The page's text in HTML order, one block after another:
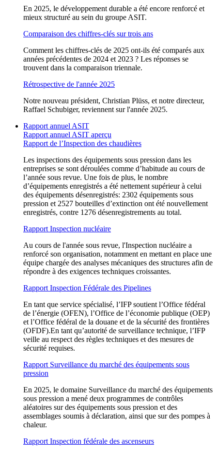
En 2025, le développement durable a été encore renforcé et
mieux structuré au sein du groupe ASIT.
Comparaison des chiffres-clés sur trois ans
Comment les chiffres-clés de 2025 ont-ils été comparés aux
années précédentes de 2024 et 2023 ? Les réponses se
trouvent dans la comparaison triennale.
Rétrospective de l'année 2025
Notre nouveau président, Christian Plüss, et notre directeur,
Raffael Schubiger, reviennent sur l'année 2025.
Rapport annuel ASIT
Rapport annuel ASIT aperçu
Rapport de l’Inspection des chaudières
Les inspections des équipements sous pression dans les
entreprises se sont déroulées comme d’habitude au cours de
l’année sous revue. Une fois de plus, le nombre
d’équipements enregistrés a été nettement supérieur à celui
des équipements désenregistrés: 2302 équipements sous
pression et 2527 bouteilles d’extinction ont été nouvellement
enregistrés, contre 1276 désenregistrements au total.
Rapport Inspection nucléaire
Au cours de l'année sous revue, l'Inspection nucléaire a
renforcé son organisation, notamment en mettant en place une
équipe chargée des analyses mécaniques des structures afin de
répondre à des exigences techniques croissantes.
Rapport Inspection Fédérale des Pipelines
En tant que service spécialisé, l’IFP soutient l’Office fédéral
de l’énergie (OFEN), l’Office de l’économie publique (OEP)
et l’Office fédéral de la douane et de la sécurité des frontières
(OFDF).En tant qu’autorité de surveillance technique, l’IFP
veille au respect des règles techniques et des mesures de
sécurité requises.
Rapport Surveillance du marché des équipements sous
pression
En 2025, le domaine Surveillance du marché des équipements
sous pression a mené deux programmes de contrôles
aléatoires sur des équipements sous pression et des
assemblages soumis à déclaration, ainsi que sur des pompes à
chaleur.
Rapport Inspection fédérale des ascenseurs